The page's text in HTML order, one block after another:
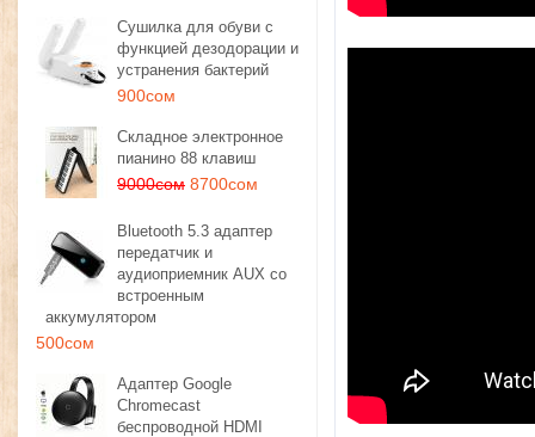
Сушилка для обуви с
функцией дезодорации и
устранения бактерий
900сом
Складное электронное
пианино 88 клавиш
9000сом 8700сом
Bluetooth 5.3 адаптер
передатчик и
аудиоприемник AUX со
встроенным
аккумулятором
500сом
Адаптер Google
Chromecast
беспроводной HDMI